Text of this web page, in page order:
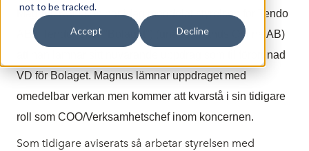
not to be tracked.
Accept Decline
Magnus Karlsson har idag meddelat styrelsen för Tendo
AB ("Tendo" eller "Bolaget") (unä Norrlands Online AB)
att han lämnar sitt nuvarande uppdrag som tillförordnad
VD för Bolaget. Magnus lämnar uppdraget med
omedelbar verkan men kommer att kvarstå i sin tidigare
roll som COO/Verksamhetschef inom koncernen.
Som tidigare aviserats så arbetar styrelsen med